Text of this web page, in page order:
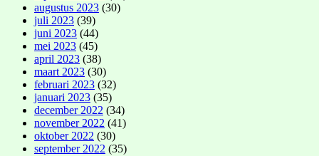
augustus 2023 (30)
juli 2023 (39)
juni 2023 (44)
mei 2023 (45)
april 2023 (38)
maart 2023 (30)
februari 2023 (32)
januari 2023 (35)
december 2022 (34)
november 2022 (41)
oktober 2022 (30)
september 2022 (35)